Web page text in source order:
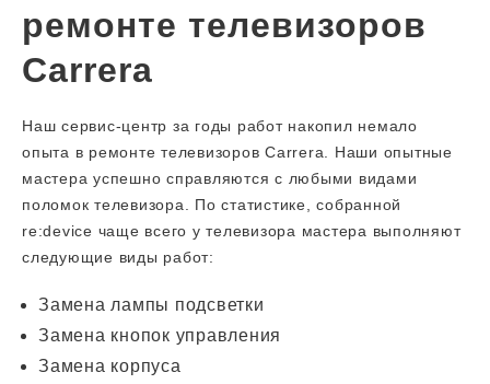
ремонте телевизоров
Carrera
Наш сервис-центр за годы работ накопил немало
опыта в ремонте телевизоров Carrera. Наши опытные
мастера успешно справляются с любыми видами
поломок телевизора. По статистике, собранной
re:device чаще всего у телевизора мастера выполняют
следующие виды работ:
Замена лампы подсветки
Замена кнопок управления
Замена корпуса